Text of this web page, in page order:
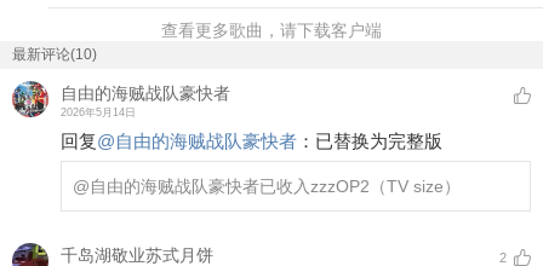
查看更多歌曲，请下载客户端
最新评论(10)
自由的海贼战队豪快者
2026年5月14日
回复@自由的海贼战队豪快者 ： 已替换为完整版
@自由的海贼战队豪快者已收入zzzOP2（TV size）
千岛湖敬业苏式月饼 2